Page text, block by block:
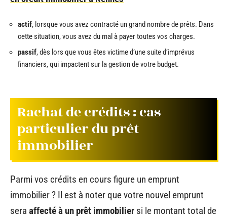
actif, lorsque vous avez contracté un grand nombre de prêts. Dans
cette situation, vous avez du mal à payer toutes vos charges.
passif, dès lors que vous êtes victime d’une suite d’imprévus
financiers, qui impactent sur la gestion de votre budget.
Rachat de crédits : cas
particulier du prêt
immobilier
Parmi vos crédits en cours figure un emprunt
immobilier ? Il est à noter que votre nouvel emprunt
sera affecté à un prêt immobilier si le montant total de